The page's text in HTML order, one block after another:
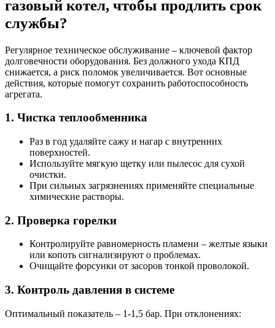
газовый котел, чтобы продлить срок
службы?
Регулярное техническое обслуживание – ключевой фактор
долговечности оборудования. Без должного ухода КПД
снижается, а риск поломок увеличивается. Вот основные
действия, которые помогут сохранить работоспособность
агрегата.
1. Чистка теплообменника
Раз в год удаляйте сажу и нагар с внутренних
поверхностей.
Используйте мягкую щетку или пылесос для сухой
очистки.
При сильных загрязнениях применяйте специальные
химические растворы.
2. Проверка горелки
Контролируйте равномерность пламени – желтые языки
или копоть сигнализируют о проблемах.
Очищайте форсунки от засоров тонкой проволокой.
3. Контроль давления в системе
Оптимальный показатель – 1-1,5 бар. При отклонениях: